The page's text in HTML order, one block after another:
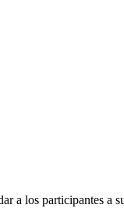
a los participantes a